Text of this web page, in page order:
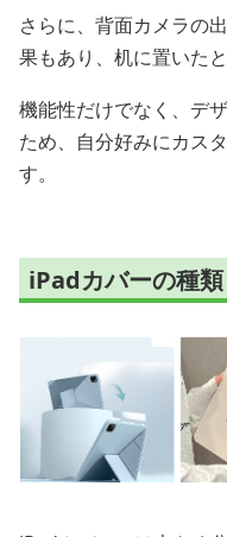
さらに、背面カメラの
果もあり、机に置いた
機能性だけでなく、デ
ため、自分好みにカス
す。
iPadカバーの種